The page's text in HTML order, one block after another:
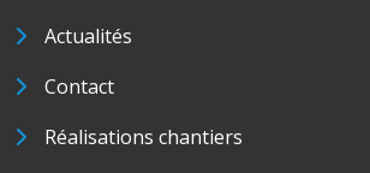
Actualités
Contact
Réalisations chantiers